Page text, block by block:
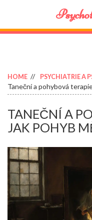
HOME PSYCHIATRIE A
Taneční a pohybová
TANEČNÍ A
JAK POHYB